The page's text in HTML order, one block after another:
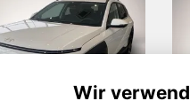
Wir